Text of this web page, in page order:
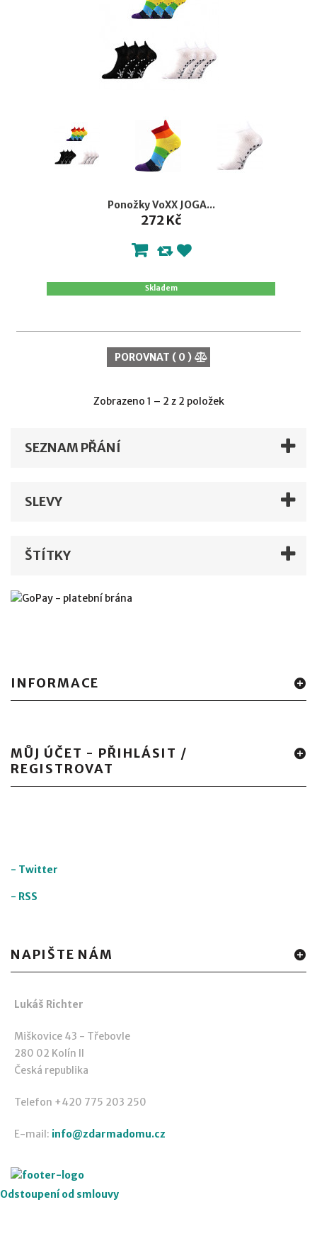
Ponožky VoXX JOGA...
272 Kč
Skladem
POROVNAT ( 0)
Zobrazeno 1 – 2 z 2 položek
SEZNAM PŘÁNÍ
SLEVY
ŠTÍTKY
INFORMACE
MŮJ ÚČET - PŘIHLÁSIT /
REGISTROVAT
- Twitter
- RSS
NAPIŠTE NÁM
Lukáš Richter
Miškovice 43 - Třebovle
280 02 Kolín II
Česká republika
Telefon +420 775 203 250
E-mail: info@zdarmadomu.cz
Odstoupení od smlouvy